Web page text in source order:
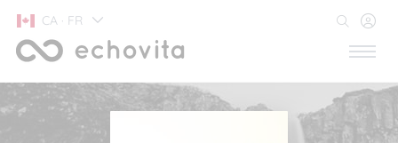
CA · FR